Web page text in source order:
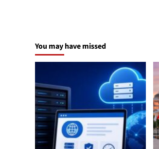
You may have missed